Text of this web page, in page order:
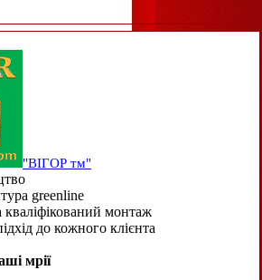
"ВІГОР тм"
greenline
кваліфікований монтаж
до кожного клієнта
мрії